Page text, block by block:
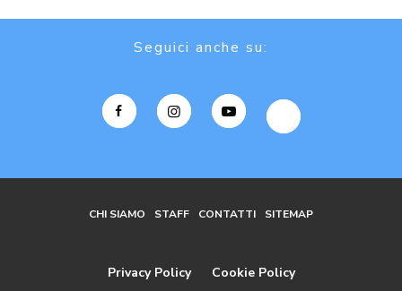
Seguici anche su:
CHI SIAMO STAFF CONTATTI SITEMAP
Privacy Policy Cookie Policy